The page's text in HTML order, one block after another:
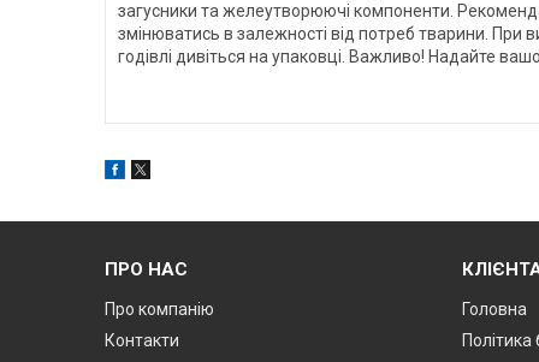
загусники та желеутворюючі компоненти.
змінюватись в залежності від потреб тварини. При
годівлі дивіться на упаковці. Важливо! Надайте
ПРО НАС
Про компанію
Контакти
Головна